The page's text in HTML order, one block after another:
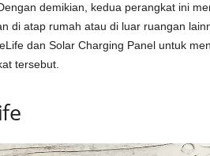
demikian, kedua perangkat ini
di atap rumah atau di luar ruangan
dan Solar Charging Panel untuk
tersebut.